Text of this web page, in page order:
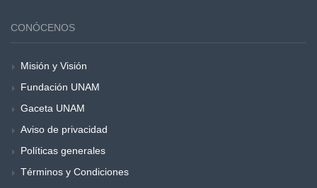
CONÓCENOS
Misión y Visión
Fundación UNAM
Gaceta UNAM
Aviso de privacidad
Políticas generales
Términos y Condiciones